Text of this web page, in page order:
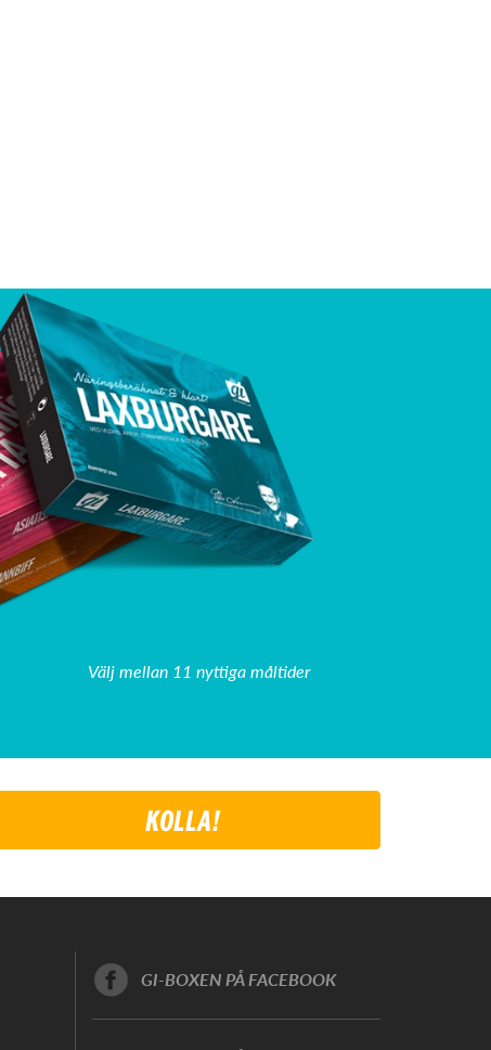
Välj mellan 11 nyttiga måltider
KOLLA!
GI-BOXEN PÅ FACEBOOK